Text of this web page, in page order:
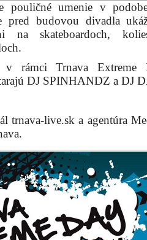
pouličné umenie v
pred budovou divadla
na skateboardoch,
rámci Trnava Extreme
DJ SPINHANDZ a DJ
trnava-live.sk a agentúra